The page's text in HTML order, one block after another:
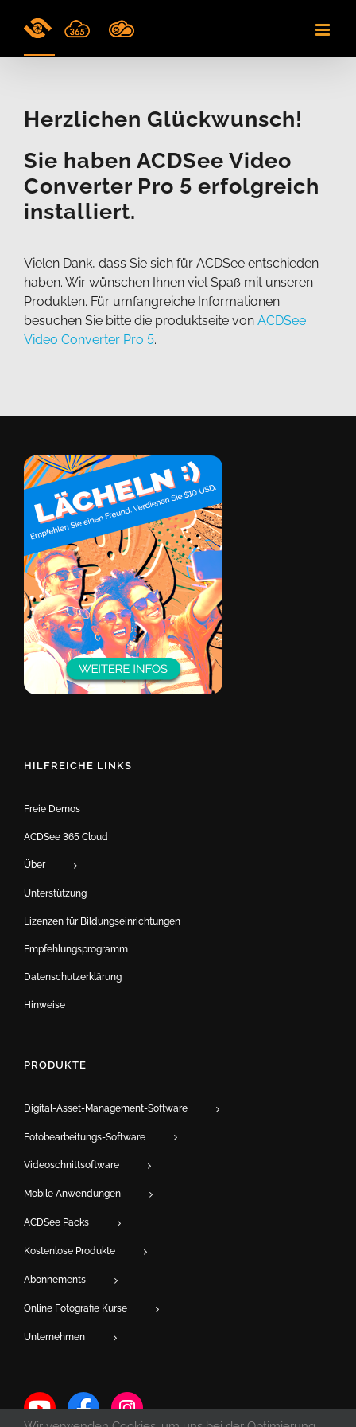
Herzlichen Glückwunsch!
Sie haben ACDSee Video
Converter Pro 5 erfolgreich
installiert.
Vielen Dank, dass Sie sich für ACDSee entschieden
haben. Wir wünschen Ihnen viel Spaß mit unseren
Produkten. Für umfangreiche Informationen
besuchen Sie bitte die produktseite von ACDSee
Video Converter Pro 5.
HILFREICHE LINKS
Freie Demos
ACDSee 365 Cloud
Über
Unterstützung
Lizenzen für Bildungseinrichtungen
Empfehlungsprogramm
Datenschutzerklärung
Hinweise
PRODUKTE
Digital-Asset-Management-Software
Fotobearbeitungs-Software
Videoschnittsoftware
Mobile Anwendungen
ACDSee Packs
Kostenlose Produkte
Abonnements
Online Fotografie Kurse
Unternehmen